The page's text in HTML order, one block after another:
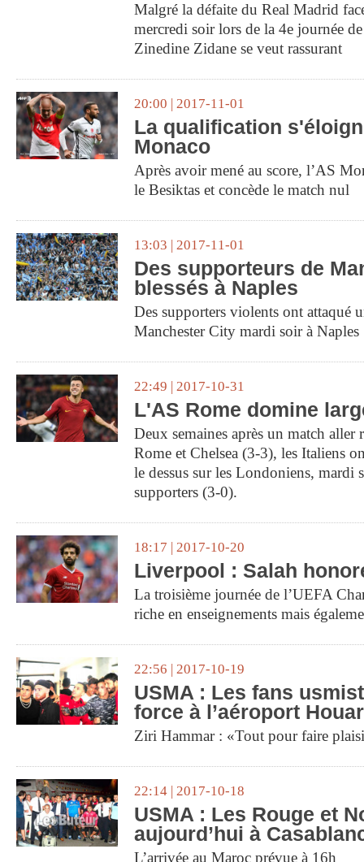
Malgré la défaite du Real Madrid
mercredi soir lors de la 4e journée
Zinedine Zidane se veut rassurant
20:00 | 2017-11-01
La qualification
Monaco
Après avoir mené au score, l’AS
le Besiktas et concède le match nul
13:03 | 2017-11-01
Des supporteurs de
blessés à Naples
Des supporters violents ont attaqué
Manchester City mardi soir à Naples
22:49 | 2017-10-31
L'AS Rome domine
Deux semaines après un match aller
Rome et Chelsea (3-3), les Italiens
le dessus sur les Londoniens, mardi
supporters (3-0).
18:17 | 2017-10-20
Liverpool : Salah
La troisième journée de l’UEFA
riche en enseignements mais
22:56 | 2017-10-19
USMA : Les fans
force à l’aéroport
Ziri Hammar : «Tout pour faire
22:14 | 2017-10-18
USMA : Les Rouge et
aujourd’hui à
L’arrivée au Maroc prévue à 16h